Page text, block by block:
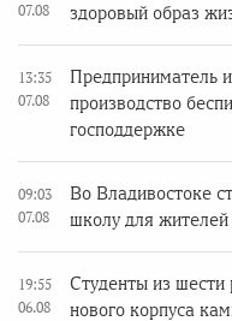
07.08
здоровый образ
13:35
07.08
Предприниматель
производство
господдержке
09:03
07.08
Во Владивостоке
школу для
19:55
06.08
Студенты из шести
нового корпуса